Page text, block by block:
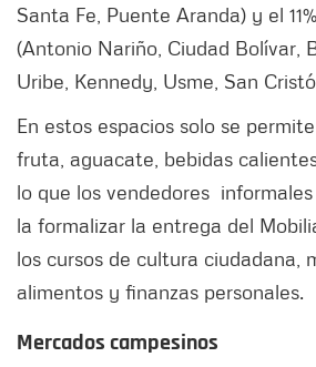
Santa Fe, Puente Aranda) y el
(Antonio Nariño, Ciudad Bolívar,
Uribe, Kennedy, Usme, San
En estos espacios solo se
fruta, aguacate, bebidas
lo que los vendedores
la formalizar la entrega del
los cursos de cultura ciudadana,
alimentos y finanzas personales.
Mercados campesinos